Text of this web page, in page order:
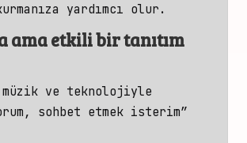
yardımcı olur.
ama etkili bir tanıtım
müzik ve teknolojiyle
sohbet etmek isterim”